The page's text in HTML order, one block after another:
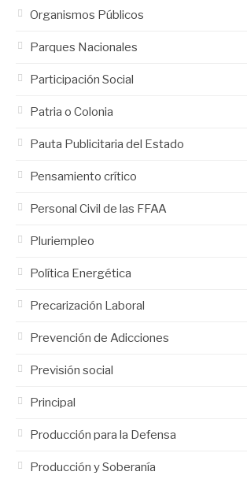
Organismos Públicos
Parques Nacionales
Participación Social
Patria o Colonia
Pauta Publicitaria del Estado
Pensamiento crítico
Personal Civil de las FFAA
Pluriempleo
Política Energética
Precarización Laboral
Prevención de Adicciones
Previsión social
Principal
Producción para la Defensa
Producción y Soberanía